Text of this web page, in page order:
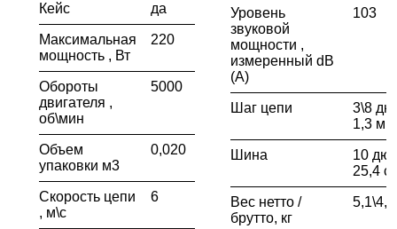
Кейс да
Максимальная
мощность , Вт
220
Обороты
двигателя ,
об\мин
5000
Объем
упаковки м3
0,020
Скорость цепи
, м\с
6
Уровень
звуковой
мощности ,
измеренный dB
(А)
103
Шаг цепи
3\8
1,3 мм
Шина
10
25,4
Вес нетто /
брутто, кг
5,1\4,6